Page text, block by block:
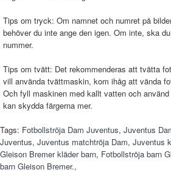
Tips om tryck: Om namnet och numret på
behöver du inte ange den igen. Om inte, ska
nummer.
Tips om tvätt: Det rekommenderas att tvätta
vill använda tvättmaskin, kom ihåg att vända
Och fyll maskinen med kallt vatten och
kan skydda färgerna mer.
Tags: Fotbollströja Dam Juventus, Juventus
Juventus, Juventus matchtröja Dam, Juventus
Gleison Bremer kläder barn, Fotbollströja barn
barn Gleison Bremer.,